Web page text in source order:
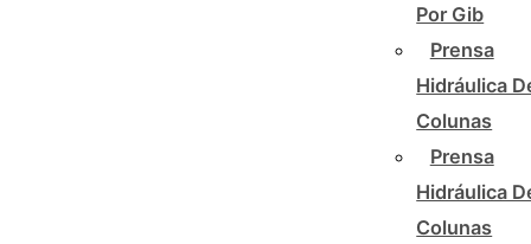
Por Gib
Prensa
Hidráulica
Colunas
Prensa
Hidráulica
Colunas